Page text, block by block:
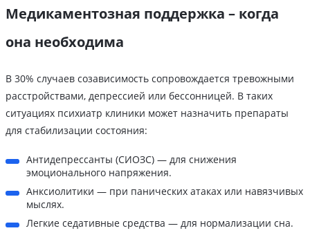
Медикаментозная поддержка – когда
она необходима
В 30% случаев созависимость сопровождается тревожными
расстройствами, депрессией или бессонницей. В таких
ситуациях психиатр клиники может назначить препараты
для стабилизации состояния:
Антидепрессанты (СИОЗС) — для снижения
эмоционального напряжения.
Анксиолитики — при панических атаках или навязчивых
мыслях.
Легкие седативные средства — для нормализации сна.